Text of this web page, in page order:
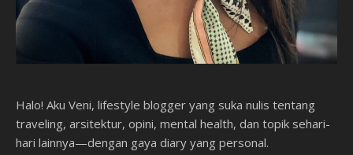
Halo! Aku Veni, lifestyle blogger yang suka nulis tentang
traveling, arsitektur, opini, mental health, dan topik sehari-
hari lainnya—dengan gaya diary yang personal.